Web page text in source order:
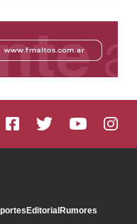
EditorialRumores